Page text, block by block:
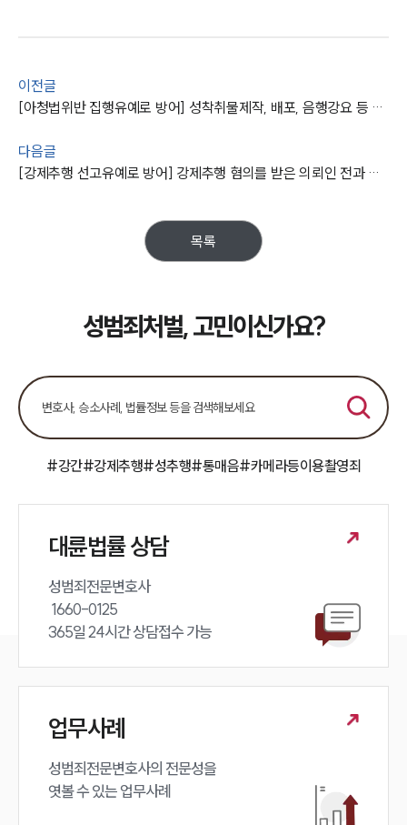
성범죄대응부 업무
구성원 소개
공지사항
법률서식
뉴스레터/브로슈어
대륜법률상담예약
대륜법률상담예약
이전글
[아청법위반 집행유예로 방어] 성착취물제작, 배포, 음행강요 등 정황 뚜렷했으나 실형을 면함
다음글
[강제추행 선고유예로 방어] 강제추행 혐의를 받은 의뢰인 전과 남지 않도록 조력
목록
성범죄처벌, 고민이신가요?
#강간#강제추행#성추행#통매음#카메라등이용촬영죄
대륜법률 상담
성범죄전문변호사
365일 24시간 상담접수 가능
업무사례
성범죄전문변호사의 전문성을
엿볼 수 있는 업무사례